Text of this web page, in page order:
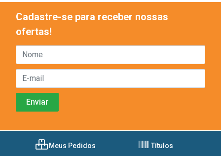
Cadastre-se para receber nossas
ofertas!
Meus Pedidos Títulos